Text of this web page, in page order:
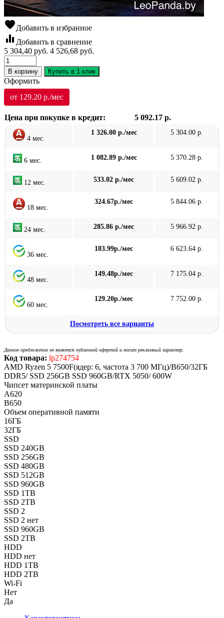
favoriteДобавить в избранное
equalizer Добавить в сравнение
5 304,40 руб. 4 526,68 руб.
В корзину Купить в 1 клик
Оформить
от 129.20 р./мес
Цена при покупке в кредит: 5 092.17 р.
4 мес.
1 326.00 р./мес 5 304.00 р.
6 мес. 1 082.89 р./мес 5 370.28 р.
12 мес. 533.02 р./мес 5 609.02 р.
18 мес.
324.67р./мес 5 844.06 р.
24 мес. 285.86 р./мес 5 966.92 р.
36 мес.
183.99р./мес 6 623.64 р.
48 мес.
149.48р./мес 7 175.04 р.
60 мес.
129.20р./мес 7 752.00 р.
Посмотреть все варианты
Данное предложение не является публичной офертой и носит рекламный характер.
Код товара: lp274754
AMD Ryzen 5 7500F(ядер: 6, частота 3 700 МГц)/B650/32ГБ
DDR5/ SSD 256GB SSD 960GB/RTX 5050/ 600W
Чипсет материнской платы
A620
B650
Объем оперативной памяти
16ГБ
32ГБ
SSD
SSD 240GB
SSD 256GB
SSD 480GB
SSD 512GB
SSD 960GB
SSD 1TB
SSD 2TB
SSD 2
SSD 2 нет
SSD 960GB
SSD 2TB
HDD
HDD нет
HDD 1TB
HDD 2TB
Wi-Fi
Нет
Да